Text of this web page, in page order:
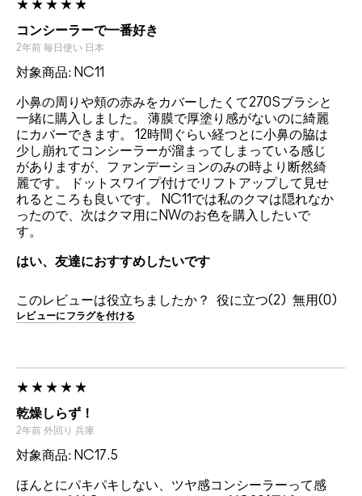
コンシーラーで一番好き
2年前 毎日使い 日本
対象商品: NC11
小鼻の周りや頬の赤みをカバーしたくて270Sブラシと
一緒に購入しました。 薄膜で厚塗り感がないのに綺麗
にカバーできます。 12時間ぐらい経つとに小鼻の脇は
少し崩れてコンシーラーが溜まってしまっている感じ
がありますが、ファンデーションのみの時より断然綺
麗です。 ドットスワイプ付けでリフトアップして見せ
れるところも良いです。 NC11では私のクマは隠れなか
ったので、次はクマ用にNWのお色を購入したいで
す。
はい、友達におすすめしたいです
このレビューは役立ちましたか？ 2 0
レビューにフラグを付ける
乾燥しらず！
2年前 外回り 兵庫
対象商品: NC17.5
ほんとにパキパキしない、ツヤ感コンシーラーって感